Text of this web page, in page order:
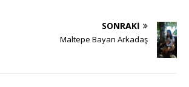
SONRAKI
Maltepe Bayan Arkadaş